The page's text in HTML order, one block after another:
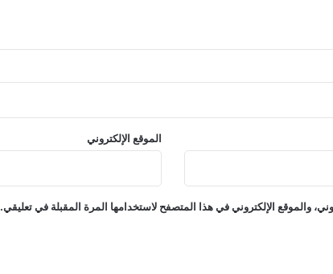
الموقع الإلكتروني
والموقع الإلكتروني في هذا المتصفح لاستخدامها المرة المقبلة في تعليقي.